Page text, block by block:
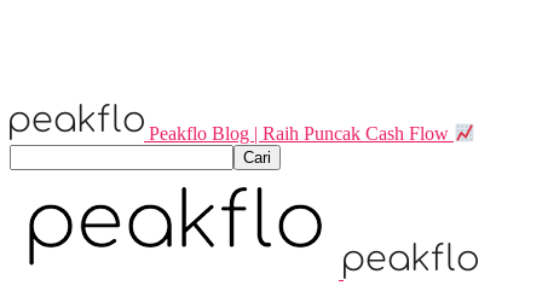
Peakflo Blog | Raih Puncak Cash Flow